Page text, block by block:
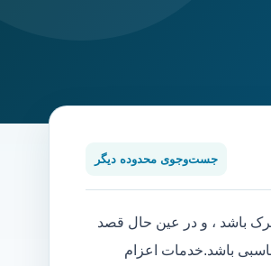
جست‌وجوی محدوده دیگر
باشد ، و در عین حال قصد
باشد.خدمات اعزام